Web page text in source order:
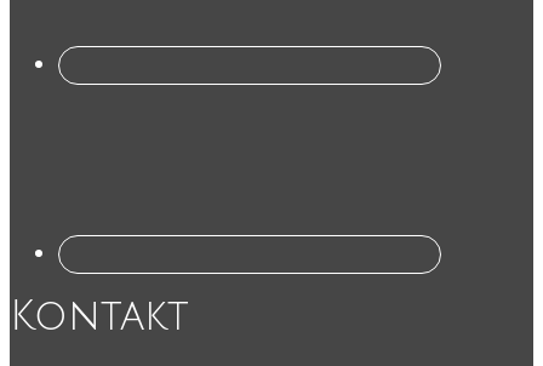
Kontakt